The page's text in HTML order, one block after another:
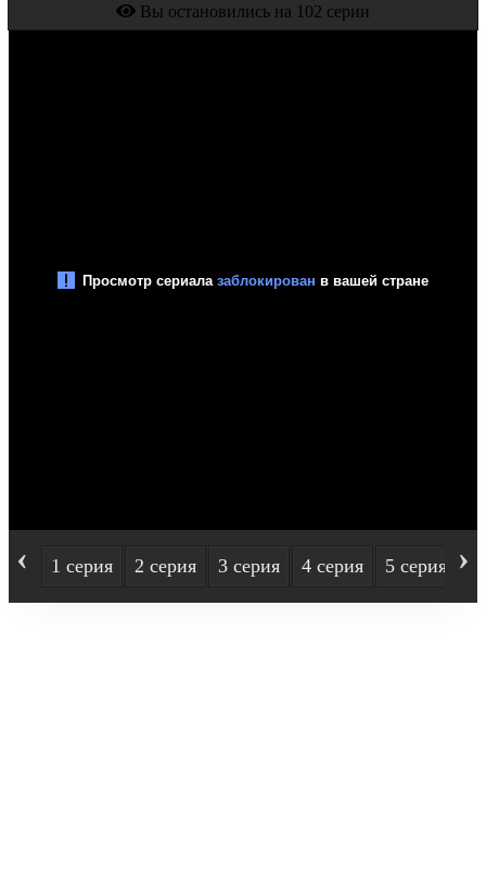
Вы остановились на 102 серии
‹ 1 серия 2 серия 3 серия 4 серия 5 серия ›